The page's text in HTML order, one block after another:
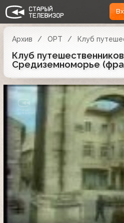
Архив ОРТ Клуб
Клуб
Средиземноморье